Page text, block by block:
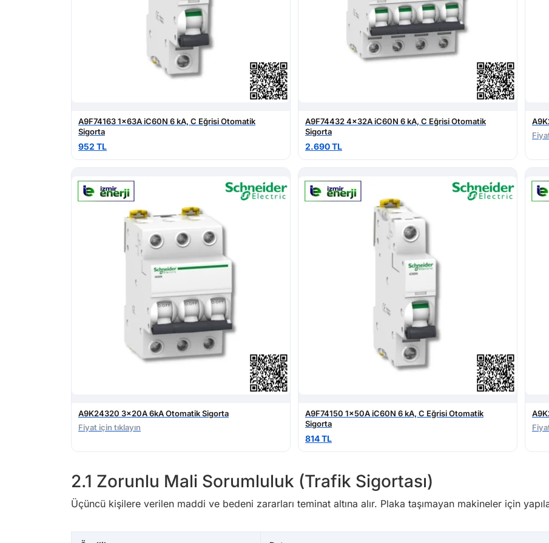
A9F74163 1x63A iC60N 6 kA, C Eğrisi Otomatik
Sigorta
952 TL
A9F74432 4x32A iC60N 6 kA, C Eğrisi Otomatik
Sigorta
2.690 TL
A9K24320 3x20A 6kA Otomatik Sigorta
Fiyat için tıklayın
A9F74150 1x50A iC60N 6 kA, C Eğrisi Otomatik
Sigorta
814 TL
2.1 Zorunlu Mali Sorumluluk (Trafik Sigortası)
Üçüncü kişilere verilen maddi ve bedeni zararları teminat altına alır. Plaka taşımayan makineler için